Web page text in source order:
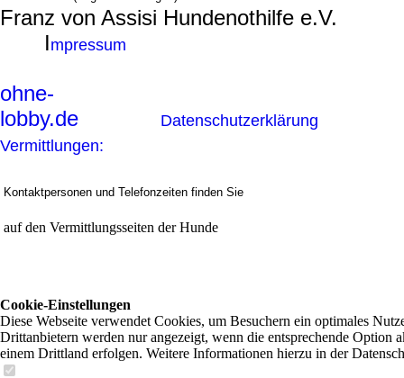
Franz von Assisi Hundenothilfe e.V.
Impressum
ohne-
lobby.de
Datenschutzerklärung
Vermittlungen:
Kontaktpersonen und Telefonzeiten finden Sie
auf den Vermittlungsseiten der Hunde
Cookie-Einstellungen
Diese Webseite verwendet Cookies, um Besuchern ein optimales
Drittanbietern werden nur angezeigt, wenn die entsprechende Option
einem Drittland erfolgen. Weitere Informationen hierzu in der